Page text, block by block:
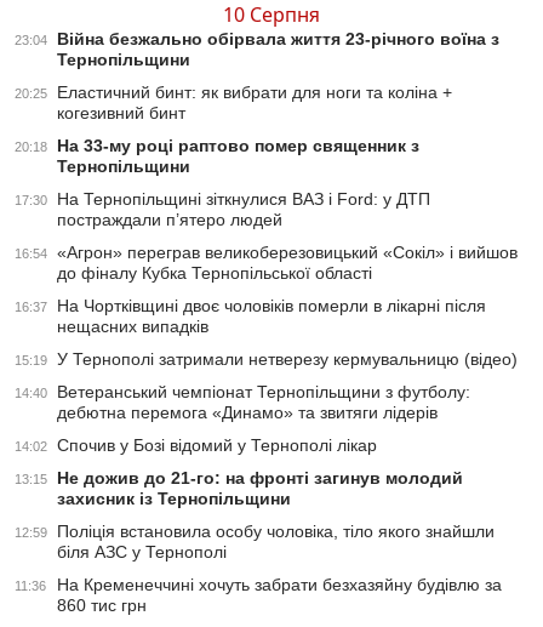
10 Серпня
23:04
Війна безжально обірвала життя 23-річного воїна з
Тернопільщини
20:25
Еластичний бинт: як вибрати для ноги та коліна +
когезивний бинт
20:18
На 33-му році раптово помер священник з
Тернопільщини
17:30
На Тернопільщині зіткнулися ВАЗ і Ford: у ДТП
постраждали п’ятеро людей
16:54
«Агрон» переграв великоберезовицький «Сокіл» і вийшов
до фіналу Кубка Тернопільської області
16:37
На Чортківщині двоє чоловіків померли в лікарні після
нещасних випадків
15:19 У Тернополі затримали нетверезу кермувальницю (відео)
14:40
Ветеранський чемпіонат Тернопільщини з футболу:
дебютна перемога «Динамо» та звитяги лідерів
14:02 Спочив у Бозі відомий у Тернополі лікар
13:15
Не дожив до 21-го: на фронті загинув молодий
захисник із Тернопільщини
12:59
Поліція встановила особу чоловіка, тіло якого знайшли
біля АЗС у Тернополі
11:36
На Кременеччині хочуть забрати безхазяйну будівлю за
860 тис грн